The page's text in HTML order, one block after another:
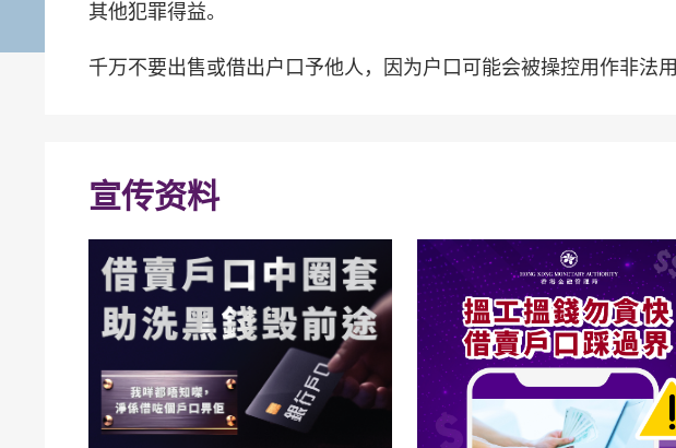
其他犯罪得益。
千万不要出售或借出户口予他人，因为户口可能会被操控用作非法
宣传资料